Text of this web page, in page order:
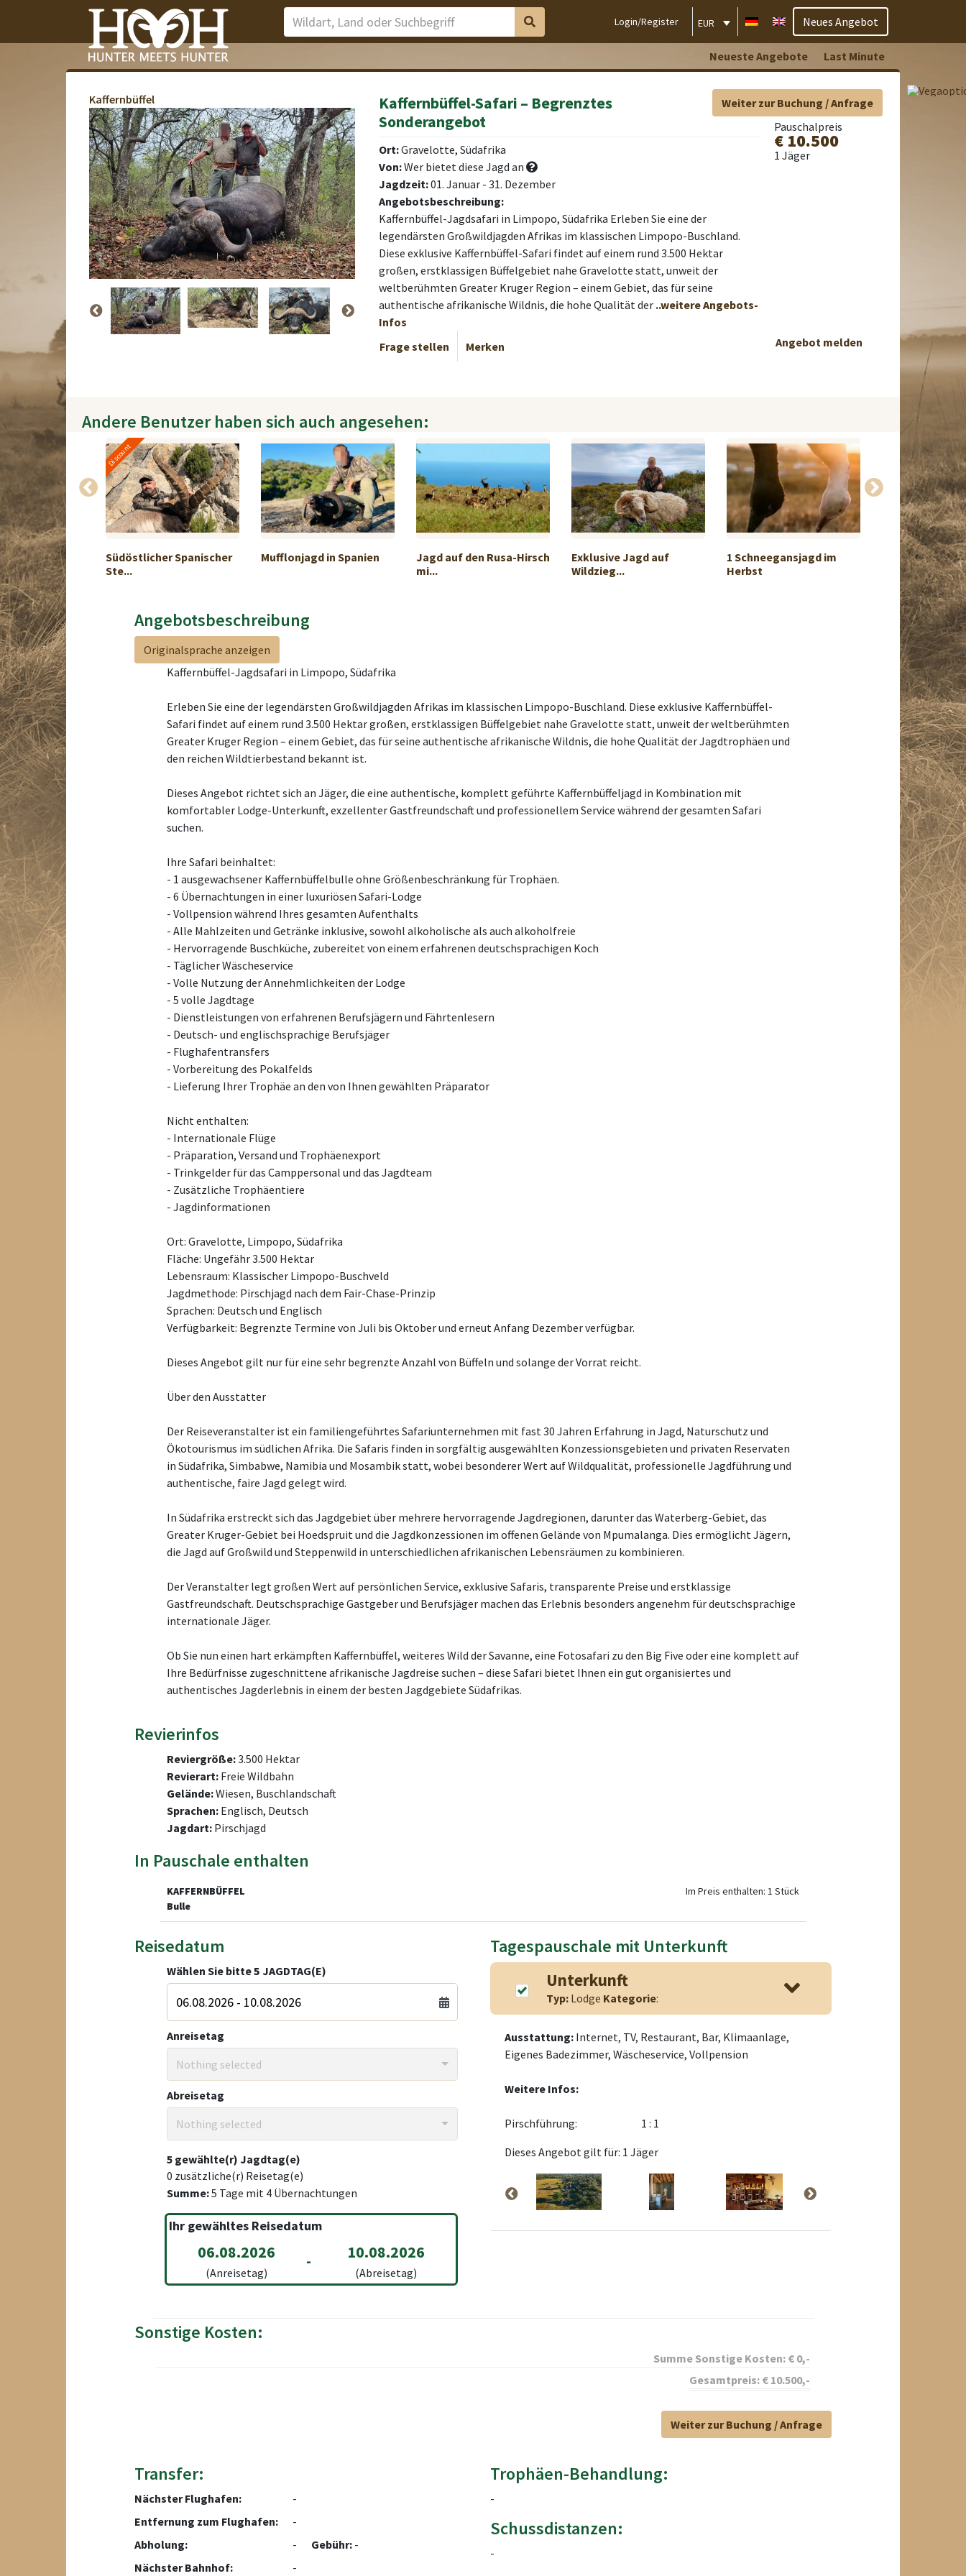
Login/Register EUR Neues Angebot
Neueste Angebote Last Minute
Kaffernbüffel
Kaffernbüffel-Safari – Begrenztes
Sonderangebot
Ort:Gravelotte, Südafrika
Von:Wer bietet diese Jagd an
Jagdzeit:01. Januar - 31. Dezember
Angebotsbeschreibung:
Kaffernbüffel-Jagdsafari in Limpopo, Südafrika Erleben Sie eine der
legendärsten Großwildjagden Afrikas im klassischen Limpopo-Buschland.
Diese exklusive Kaffernbüffel-Safari findet auf einem rund 3.500 Hektar
großen, erstklassigen Büffelgebiet nahe Gravelotte statt, unweit der
weltberühmten Greater Kruger Region – einem Gebiet, das für seine
authentische afrikanische Wildnis, die hohe Qualität der ..weitere Angebots-
Infos
Frage stellen
Merken
Weiter zur Buchung / Anfrage
Pauschalpreis
€ 10.500
1 Jäger
Angebot melden
Andere Benutzer haben sich auch angesehen:
...
Discount
Südöstlicher Spanischer
Ste...
Mufflonjagd in Spanien
Jagd auf den Rusa-Hirsch
mi...
Exklusive Jagd auf
Wildzieg...
1 Schneegansjagd im
Herbst
Rehbockjagd in
Tschechien. ...
Angebotsbeschreibung
Originalsprache anzeigen
Kaffernbüffel-Jagdsafari in Limpopo, Südafrika
Erleben Sie eine der legendärsten Großwildjagden Afrikas im klassischen Limpopo-Buschland. Diese exklusive Kaffernbüffel-
Safari findet auf einem rund 3.500 Hektar großen, erstklassigen Büffelgebiet nahe Gravelotte statt, unweit der weltberühmten
Greater Kruger Region – einem Gebiet, das für seine authentische afrikanische Wildnis, die hohe Qualität der Jagdtrophäen und
den reichen Wildtierbestand bekannt ist.
Dieses Angebot richtet sich an Jäger, die eine authentische, komplett geführte Kaffernbüffeljagd in Kombination mit
komfortabler Lodge-Unterkunft, exzellenter Gastfreundschaft und professionellem Service während der gesamten Safari
suchen.
Ihre Safari beinhaltet:
- 1 ausgewachsener Kaffernbüffelbulle ohne Größenbeschränkung für Trophäen.
- 6 Übernachtungen in einer luxuriösen Safari-Lodge
- Vollpension während Ihres gesamten Aufenthalts
- Alle Mahlzeiten und Getränke inklusive, sowohl alkoholische als auch alkoholfreie
- Hervorragende Buschküche, zubereitet von einem erfahrenen deutschsprachigen Koch
- Täglicher Wäscheservice
- Volle Nutzung der Annehmlichkeiten der Lodge
- 5 volle Jagdtage
- Dienstleistungen von erfahrenen Berufsjägern und Fährtenlesern
- Deutsch- und englischsprachige Berufsjäger
- Flughafentransfers
- Vorbereitung des Pokalfelds
- Lieferung Ihrer Trophäe an den von Ihnen gewählten Präparator
Nicht enthalten:
- Internationale Flüge
- Präparation, Versand und Trophäenexport
- Trinkgelder für das Camppersonal und das Jagdteam
- Zusätzliche Trophäentiere
- Jagdinformationen
Ort: Gravelotte, Limpopo, Südafrika
Fläche: Ungefähr 3.500 Hektar
Lebensraum: Klassischer Limpopo-Buschveld
Jagdmethode: Pirschjagd nach dem Fair-Chase-Prinzip
Sprachen: Deutsch und Englisch
Verfügbarkeit: Begrenzte Termine von Juli bis Oktober und erneut Anfang Dezember verfügbar.
Dieses Angebot gilt nur für eine sehr begrenzte Anzahl von Büffeln und solange der Vorrat reicht.
Über den Ausstatter
Der Reiseveranstalter ist ein familiengeführtes Safariunternehmen mit fast 30 Jahren Erfahrung in Jagd, Naturschutz und
Ökotourismus im südlichen Afrika. Die Safaris finden in sorgfältig ausgewählten Konzessionsgebieten und privaten Reservaten
in Südafrika, Simbabwe, Namibia und Mosambik statt, wobei besonderer Wert auf Wildqualität, professionelle Jagdführung und
authentische, faire Jagd gelegt wird.
In Südafrika erstreckt sich das Jagdgebiet über mehrere hervorragende Jagdregionen, darunter das Waterberg-Gebiet, das
Greater Kruger-Gebiet bei Hoedspruit und die Jagdkonzessionen im offenen Gelände von Mpumalanga. Dies ermöglicht Jägern,
die Jagd auf Großwild und Steppenwild in unterschiedlichen afrikanischen Lebensräumen zu kombinieren.
Der Veranstalter legt großen Wert auf persönlichen Service, exklusive Safaris, transparente Preise und erstklassige
Gastfreundschaft. Deutschsprachige Gastgeber und Berufsjäger machen das Erlebnis besonders angenehm für deutschsprachige
internationale Jäger.
Ob Sie nun einen hart erkämpften Kaffernbüffel, weiteres Wild der Savanne, eine Fotosafari zu den Big Five oder eine komplett auf
Ihre Bedürfnisse zugeschnittene afrikanische Jagdreise suchen – diese Safari bietet Ihnen ein gut organisiertes und
authentisches Jagderlebnis in einem der besten Jagdgebiete Südafrikas.
Revierinfos
Reviergröße:3.500 Hektar
Revierart: Freie Wildbahn
Gelände:Wiesen, Buschlandschaft
Sprachen: Englisch, Deutsch
Jagdart: Pirschjagd
In Pauschale enthalten
KAFFERNBÜFFEL
Bulle
Im Preis enthalten: 1 Stück
Reisedatum
Wählen Sie bitte5 JAGDTAG(E)
Anreisetag
Nothing selected
Abreisetag
Nothing selected
5 gewählte(r) Jagdtag(e)
0 zusätzliche(r) Reisetag(e)
Summe:5 Tage mit 4 Übernachtungen
Ihr gewähltes Reisedatum
06.08.2026
(Anreisetag)
- 10.08.2026
(Abreisetag)
Tagespauschale mit Unterkunft
Unterkunft
Typ:Lodge Kategorie:
Ausstattung: Internet, TV, Restaurant, Bar, Klimaanlage,
Eigenes Badezimmer, Wäscheservice, Vollpension
Weitere Infos:
Pirschführung:
1 : 1
Dieses Angebot gilt für: 1 Jäger
Sonstige Kosten:
Summe Sonstige Kosten: € 0,-
Gesamtpreis: € 10.500,-
Weiter zur Buchung / Anfrage
Transfer:
Nächster Flughafen:
-
Entfernung zum Flughafen:
-
Abholung:
- Gebühr: -
Nächster Bahnhof:
-
Trophäen-Behandlung:
-
Schussdistanzen:
-